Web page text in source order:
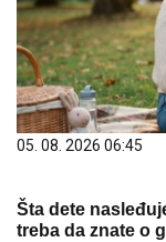
05. 08. 2026 06:45
Šta dete
treba da znate o